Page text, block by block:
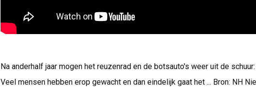
Na anderhalf jaar mogen het reuzenrad en de botsauto's weer uit de
Veel mensen hebben erop gewacht en dan eindelijk gaat het ... Bron: NH